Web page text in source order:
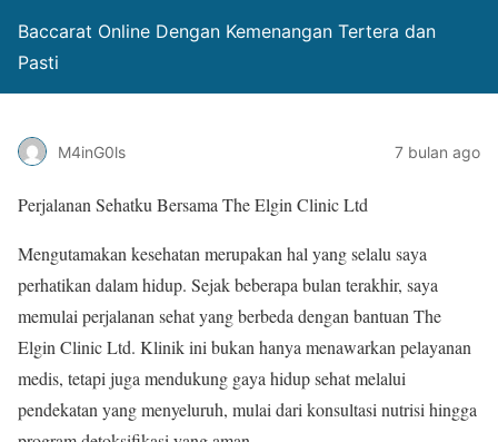
Baccarat Online Dengan Kemenangan Tertera dan
Pasti
M4inG0ls 7 bulan ago
Perjalanan Sehatku Bersama The Elgin Clinic Ltd
Mengutamakan kesehatan merupakan hal yang selalu saya
perhatikan dalam hidup. Sejak beberapa bulan terakhir, saya
memulai perjalanan sehat yang berbeda dengan bantuan The
Elgin Clinic Ltd. Klinik ini bukan hanya menawarkan pelayanan
medis, tetapi juga mendukung gaya hidup sehat melalui
pendekatan yang menyeluruh, mulai dari konsultasi nutrisi hingga